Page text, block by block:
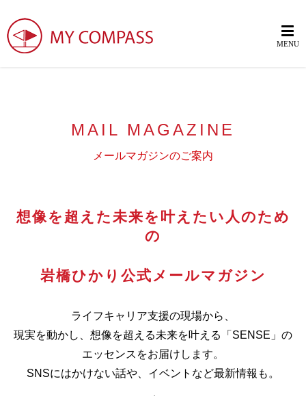
MAIL MAGAZINE
メールマガジンのご案内
想像を超えた未来を叶えたい人のため
の
岩橋ひかり公式メールマガジン
ライフキャリア支援の現場から、
現実を動かし、想像を超える未来を叶える「SENSE」の
エッセンスをお届けします。
SNSにはかけない話や、イベントなど最新情報も。
.